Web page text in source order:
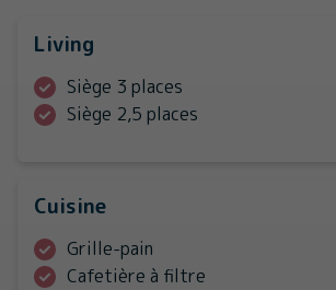
Living
Siège 3 places
Siège 2,5 places
Cuisine
Grille-pain
Cafetière à filtre